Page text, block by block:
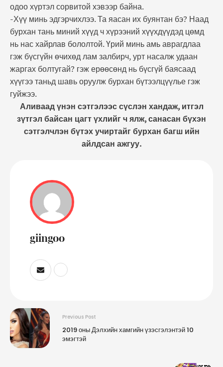
одоо хүртэл сорвитой хэвээр байна.
-Хүү минь эдгэрчихлээ. Та яасан их буянтан бэ? Наад
бурхан тань миний хүүд ч хүрээний хүүхдүүдэд цөмд
нь нас хайрлав бололтой. Үрий минь амь аврагдлаа
гэж бүсгүйн өчихөд лам залбирч, урт насалж удаан
жаргах болтугай? гэж ерөөсөнд нь бүсгүй баясаад
хүүгээ таньд шавь оруулж бурхан бүтээлцүүлье гэж
гуйжээ.
Аливаад үнэн сэтгэлээс сүслэн хандаж, итгэл
зүтгэл байсан цагт үхлийг ч ялж, санасан бүхэн
сэтгэлчлэн бүтэх учиртайг бурхан багш ийн
айлдсан ажгуу.
giingoo
Previous Post
2019 оны Дэлхийн хамгийн үзэсгэлэнтэй 10
эмэгтэй